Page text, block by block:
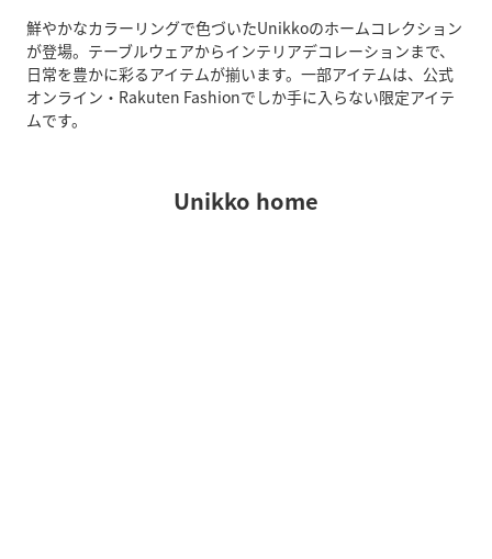
鮮やかなカラーリングで色づいたUnikkoのホームコレクション
が登場。テーブルウェアからインテリアデコレーションまで、
日常を豊かに彩るアイテムが揃います。一部アイテムは、公式
オンライン・Rakuten Fashionでしか手に入らない限定アイテ
ムです。
Unikko home